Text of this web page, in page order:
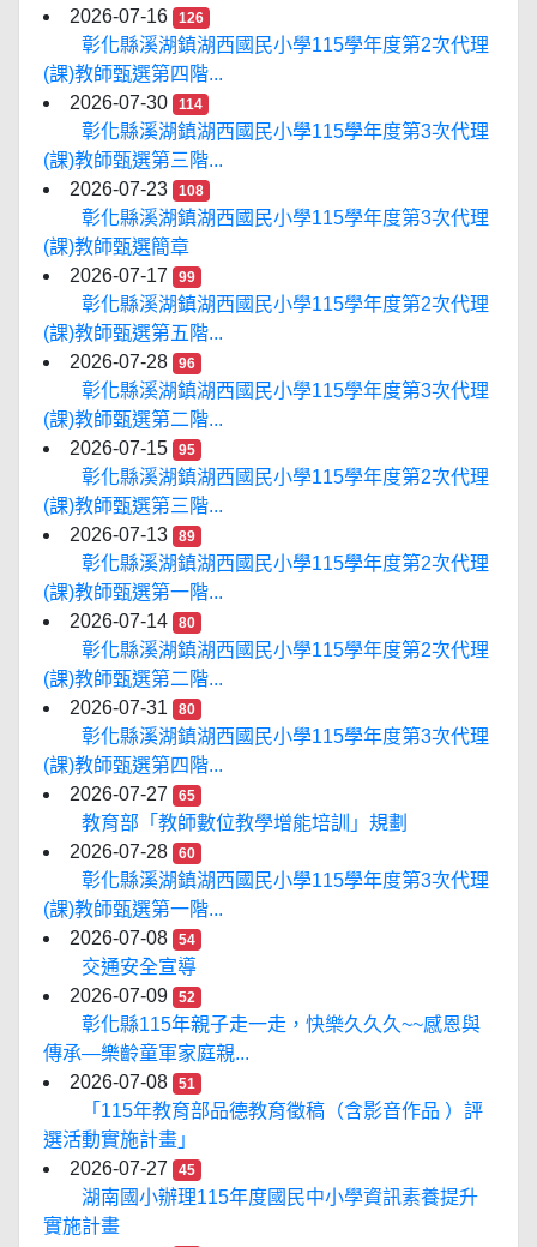
2026-07-16
126
彰化縣溪湖鎮湖西國民小學115學年度第2次代理
(課)教師甄選第四階...
2026-07-30
114
彰化縣溪湖鎮湖西國民小學115學年度第3次代理
(課)教師甄選第三階...
2026-07-23
108
彰化縣溪湖鎮湖西國民小學115學年度第3次代理
(課)教師甄選簡章
2026-07-17
99
彰化縣溪湖鎮湖西國民小學115學年度第2次代理
(課)教師甄選第五階...
2026-07-28
96
彰化縣溪湖鎮湖西國民小學115學年度第3次代理
(課)教師甄選第二階...
2026-07-15
95
彰化縣溪湖鎮湖西國民小學115學年度第2次代理
(課)教師甄選第三階...
2026-07-13
89
彰化縣溪湖鎮湖西國民小學115學年度第2次代理
(課)教師甄選第一階...
2026-07-14
80
彰化縣溪湖鎮湖西國民小學115學年度第2次代理
(課)教師甄選第二階...
2026-07-31
80
彰化縣溪湖鎮湖西國民小學115學年度第3次代理
(課)教師甄選第四階...
2026-07-27
65
教育部「教師數位教學增能培訓」規劃
2026-07-28
60
彰化縣溪湖鎮湖西國民小學115學年度第3次代理
(課)教師甄選第一階...
2026-07-08
54
交通安全宣導
2026-07-09
52
彰化縣115年親子走一走，快樂久久久~~感恩與
傳承—樂齡童軍家庭親...
2026-07-08
51
「115年教育部品德教育徵稿（含影音作品 ）評
選活動實施計畫」
2026-07-27
45
湖南國小辦理115年度國民中小學資訊素養提升
實施計畫